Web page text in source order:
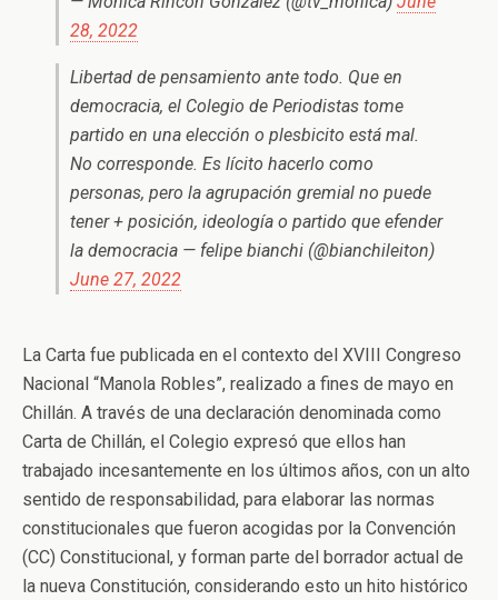
28, 2022
Libertad de pensamiento ante todo. Que en
democracia, el Colegio de Periodistas tome
partido en una elección o plesbicito está mal.
No corresponde. Es lícito hacerlo como
personas, pero la agrupación gremial no puede
tener + posición, ideología o partido que efender
la democracia — felipe bianchi (@bianchileiton)
June 27, 2022
La Carta fue publicada en el contexto del XVIII Congreso
Nacional “Manola Robles”, realizado a fines de mayo en
Chillán. A través de una declaración denominada como
Carta de Chillán, el Colegio expresó que ellos han
trabajado incesantemente en los últimos años, con un alto
sentido de responsabilidad, para elaborar las normas
constitucionales que fueron acogidas por la Convención
(CC) Constitucional, y forman parte del borrador actual de
la nueva Constitución, considerando esto un hito histórico